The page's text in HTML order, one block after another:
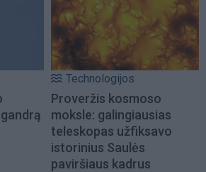
Technologijos
Proveržis kosmoso
moksle: galingiausias
teleskopas užfiksavo
istorinius Saulės
paviršiaus kadrus